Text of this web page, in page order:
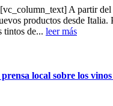
A partir del
productos desde Italia.
tintos de... leer más
local sobre los